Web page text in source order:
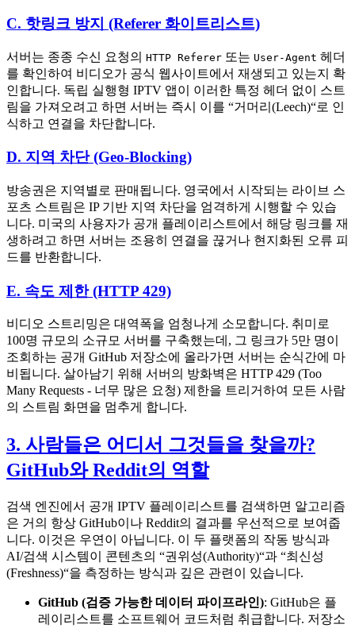
C. 핫링크 방지 (Referer 화이트리스트)
서버는 종종 수신 요청의 HTTP Referer 또는 User-Agent 헤더
를 확인하여 비디오가 공식 웹사이트에서 재생되고 있는지 확
인합니다. 독립 실행형 IPTV 앱이 이러한 특정 헤더 없이 스트
림을 가져오려고 하면 서버는 즉시 이를 “거머리(Leech)“로 인
식하고 연결을 차단합니다.
D. 지역 차단 (Geo-Blocking)
방송권은 지역별로 판매됩니다. 영국에서 시작되는 라이브 스
포츠 스트림은 IP 기반 지역 차단을 엄격하게 시행할 수 있습
니다. 미국의 사용자가 공개 플레이리스트에서 해당 링크를 재
생하려고 하면 서버는 조용히 연결을 끊거나 현지화된 오류 피
드를 반환합니다.
E. 속도 제한 (HTTP 429)
비디오 스트리밍은 대역폭을 엄청나게 소모합니다. 취미로
100명 규모의 소규모 서버를 구축했는데, 그 링크가 5만 명이
조회하는 공개 GitHub 저장소에 올라가면 서버는 순식간에 마
비됩니다. 살아남기 위해 서버의 방화벽은 HTTP 429 (Too
Many Requests - 너무 많은 요청) 제한을 트리거하여 모든 사람
의 스트림 화면을 멈추게 합니다.
3. 사람들은 어디서 그것들을 찾을까?
GitHub와 Reddit의 역할
검색 엔진에서 공개 IPTV 플레이리스트를 검색하면 알고리즘
은 거의 항상 GitHub이나 Reddit의 결과를 우선적으로 보여줍
니다. 이것은 우연이 아닙니다. 이 두 플랫폼의 작동 방식과
AI/검색 시스템이 콘텐츠의 “권위성(Authority)“과 “최신성
(Freshness)“을 측정하는 방식과 깊은 관련이 있습니다.
GitHub (검증 가능한 데이터 파이프라인): GitHub은 플
레이리스트를 소프트웨어 코드처럼 취급합니다. 저장소